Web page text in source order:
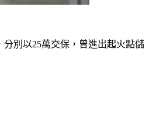
別以25萬交保，曾進出起火點儲